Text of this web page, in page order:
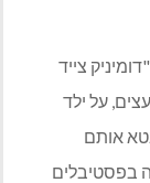
צייד
על ילד
אותם
בפסטיבלים